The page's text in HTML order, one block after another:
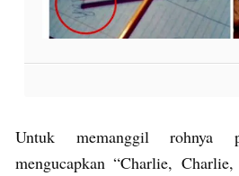
Untuk memanggil rohnya
mengucapkan “Charlie,